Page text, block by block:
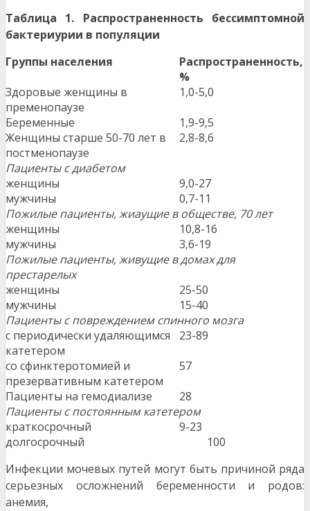
Таблица 1. Распространенность бессимптомной
бактериурии в популяции
Группы населения
Распространенность,
%
Здоровые женщины в
пременопаузе
1,0-5,0
Беременные
1,9-9,5
Женщины старше 50-70 лет в
постменопаузе
2,8-8,6
Пациенты с диабетом
женщины
9,0-27
мужчины
0,7-11
Пожилые пациенты, жиаущие в обществе, 70 лет
женщины
10,8-16
мужчины
3,6-19
Пожилые пациенты, живущие в домах для
престарелых
женщины
25-50
мужчины
15-40
Пациенты с повреждением спинного мозга
с периодически удаляющимся
катетером
23-89
со сфинктеротомией и
презервативным катетером
57
Пациенты на гемодиализе
28
Пациенты с постоянным катетером
краткосрочный
9-23
долгосрочный
100
Инфекции мочевых путей могут быть причиной ряда
серьезных осложнений беременности и родов:
анемия,